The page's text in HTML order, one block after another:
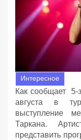
Интересное
Как сообщает 5-
августа в
выступление
Таркана.
представить